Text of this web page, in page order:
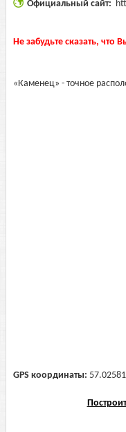
Официальный сайт:
Не забудьте сказать, что
«Каменец» - точное
GPS координаты: